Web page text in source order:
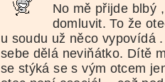
No mě přijde blbý
domluvit. To že
u soudu už něco vypovídá
sebe dělá neviňátko. Dítě
se stýká se s vým otcem